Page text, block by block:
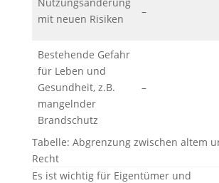
mit neuen Risiken
–
Bestehende Gefahr
für Leben und
Gesundheit, z.B.
mangelnder
Brandschutz
–
Tabelle: Abgrenzung zwischen altem
Recht
Es ist wichtig für Eigentümer und